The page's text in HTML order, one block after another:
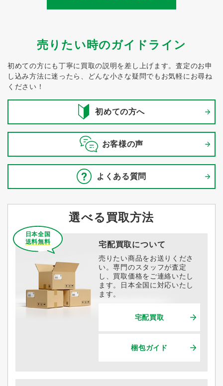
売りたい時のガイドライン
初めての方にも丁寧に買取の説明を差し上げます。査定のお申
し込み方法に迷ったら、どんな小さな疑問でもお気軽にお尋ね
ください！
初めての方へ
お客様の声
よくある質問
選べる買取方法
宅配買取について
日本全国
送料無料
売りたい商品をお送りくださ
い。専門のスタッフが査定
し、買取価格をご連絡いたし
ます。日本全国に対応いたし
ます。
宅配買取
梱包ガイド